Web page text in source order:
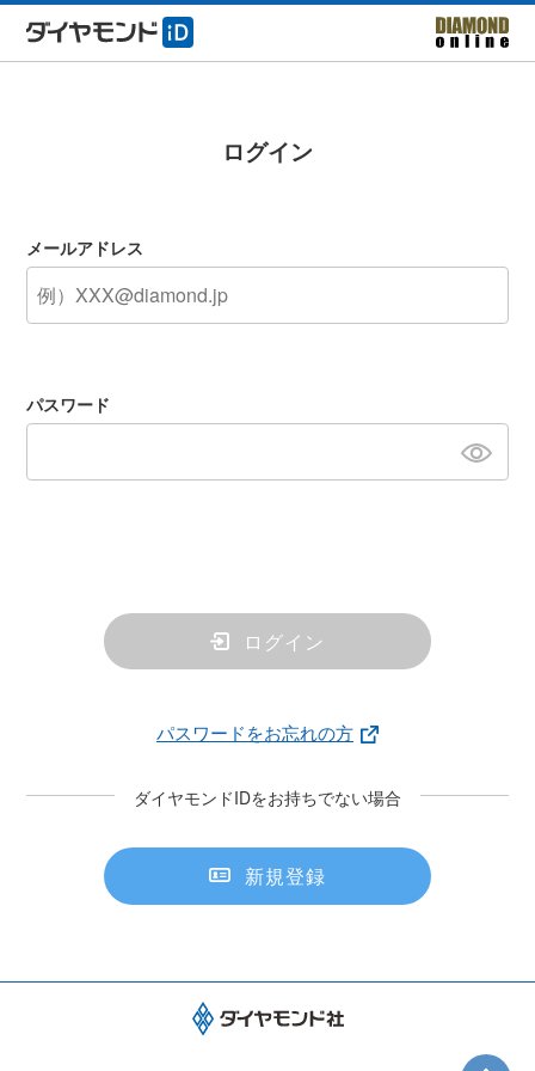
ログイン
メールアドレス
パスワード
ログイン
パスワードをお忘れの方
ダイヤモンドIDをお持ちでない場合
新規登録